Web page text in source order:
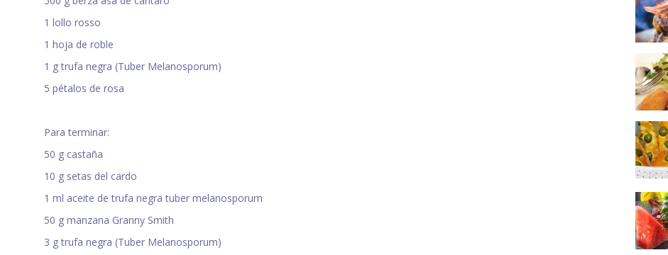
1 lollo rosso
1 hoja de roble
1 g trufa negra (Tuber Melanosporum)
5 pétalos de rosa
Para terminar:
50 g castaña
10 g setas del cardo
1 ml aceite de trufa negra tuber melanosporum
50 g manzana Granny Smith
3 g trufa negra (Tuber Melanosporum)